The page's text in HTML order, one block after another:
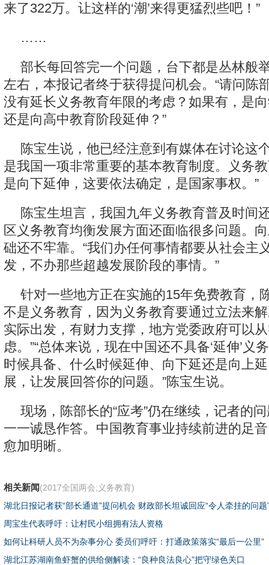
来了322万。让这样的‘潮’来得更猛烈些吧！”
……
部长每回答完一个问题，台下都是丛林般
左右，本报记者终于获得提问机会。“请问陈
没有延长义务教育年限的考虑？如果有，是
还是向高中教育阶段延伸？”
陈宝生说，他已经注意到有媒体在讨论这
是我国一项非常重要的基本教育制度。义务
是向下延伸，这要依法确定，是国家事权。”
陈宝生坦言，我国九年义务教育普及时间
区义务教育均衡发展方面还面临很多问题。
础还不牢靠。“我们办任何事情都要从社会主
发，不办那些超越发展阶段的事情。”
针对一些地方正在实施的15年免费教育，
不是义务教育，因为义务教育要通过立法来
实际出发，有财力支撑，地方党委政府可以
虑。”“总体来说，现在中国还不具备‘延伸’义
时候具备、什么时候延伸、向下延还是向上
展，让发展回答你的问题。”陈宝生说。
现场，陈部长的“应考”仍在继续，记者的
一一诚恳作答。中国教育事业持续前进的足
愈加明晰。
相关新闻(2017全国两会;义务教育)
湖北日报记者获“部长通道”提问机会 财政部长坦诚回应“令人牵挂的问题
周宝生代表呼吁：让村民小组拥有法人资格
如何让科研人员不为杂事分心 委员们呼吁：打通政策落实“最后一公里”
湖北江苏湖南鱼虾蟹的供给侧解读：“良种良法良心”把守绿色关口